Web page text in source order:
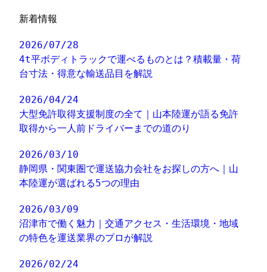
新着情報
2026/07/28
4t平ボディトラックで運べるものとは？積載量・荷
台寸法・得意な輸送品目を解説
2026/04/24
大型免許取得支援制度の全て｜山本陸運が語る免許
取得から一人前ドライバーまでの道のり
2026/03/10
静岡県・関東圏で運送協力会社をお探しの方へ｜山
本陸運が選ばれる5つの理由
2026/03/09
沼津市で働く魅力｜交通アクセス・生活環境・地域
の特色を運送業界のプロが解説
2026/02/24